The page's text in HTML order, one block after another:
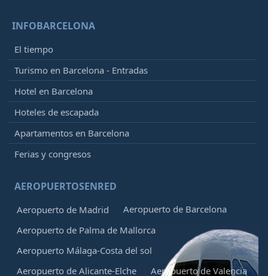
INFOBARCELONA
El tiempo
Turismo en Barcelona - Entradas
Hotel en Barcelona
Hoteles de escapada
Apartamentos en Barcelona
Ferias y congresos
AEROPUERTOSENRED
Aeropuerto de Madrid
Aeropuerto de Barcelona
Aeropuerto de Palma de Mallorca
Aeropuerto Málaga-Costa del sol
Aeropuerto de Alicante-Elche
Aeropuerto de Valencia